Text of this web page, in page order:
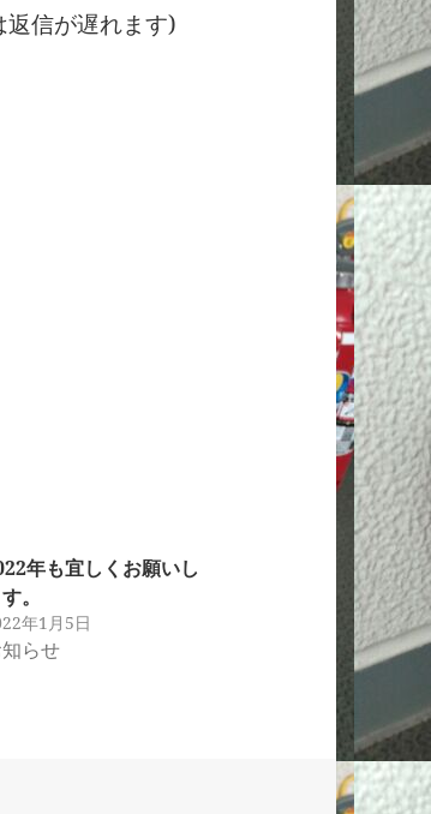
信が遅れます)
年も宜しくお願いし
。
年1月5日
らせ